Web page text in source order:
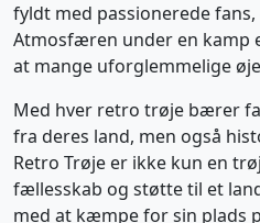
fyldt med passionerede
Atmosfæren under en kamp
at mange uforglemmelige
Med hver retro trøje bærer
fra deres land, men også
Retro Trøje er ikke kun en
fællesskab og støtte til et
med at kæmpe for sin plads